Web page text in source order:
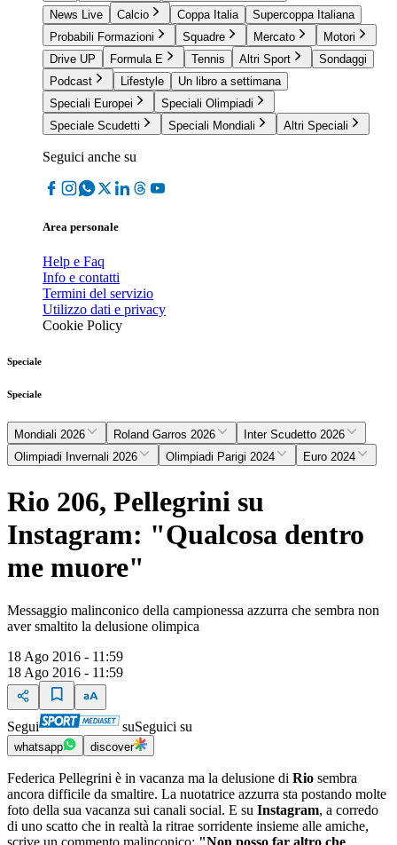
News Live
Calcio Coppa Italia
Supercoppa Italiana
Probabili Formazioni
Squadre Mercato
Motori
Drive UP
Formula E Tennis Altri Sport
Sondaggi
Podcast
Lifestyle
Un libro a settimana
Speciali Europei
Speciali Olimpiadi
Speciale Scudetti
Speciali Mondiali Altri Speciali
Seguici anche su
Area personale
Help e Faq
Info e contatti
Termini del servizio
Utilizzo dati e privacy
Cookie Policy
Speciale
Speciale
Mondiali 2026 Roland Garros 2026
Inter Scudetto 2026
Olimpiadi Invernali 2026
Olimpiadi Parigi 2024 Euro 2024
Rio 206, Pellegrini su
Instagram: "Qualcosa dentro
me muore"
Messaggio malinconico della campionessa azzurra che sembra non
aver smaltito la delusione olimpica
18 Ago 2016 - 11:59
18 Ago 2016 - 11:59
Segui suSeguici su
whatsapp discover
Federica Pellegrini è in vacanza ma la delusione di Rio sembra
ancora difficile da smaltire. La nuotatrice azzurra sta postando molte
foto della sua vacanza sui canali social. E su Instagram, a corredo
di uno scatto che in realtà la ritrae sorridente insieme alle amiche,